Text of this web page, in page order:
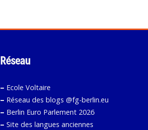
Réseau
– Ecole Voltaire
– Réseau des blogs @fg-berlin.eu
– Berlin Euro Parlement 2026
– Site des langues anciennes